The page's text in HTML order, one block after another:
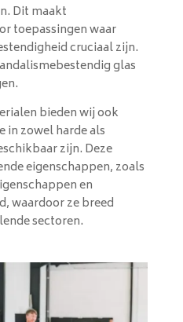
Dit maakt
toepassingen waar
cruciaal zijn.
glas
bieden wij ook
in zowel harde als
zijn. Deze
eigenschappen, zoals
en
waardoor ze breed
sectoren.